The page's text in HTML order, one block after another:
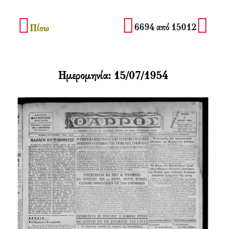
Πίσω 6694 από 15012
Ημερομηνία: 15/07/1954